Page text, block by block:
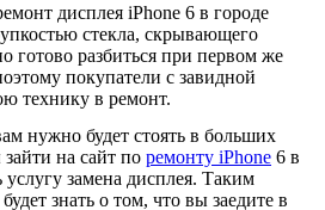
ПО
КНИГ
дисплея iPhone 6 в городе
стекла, скрывающего
готово разбиться при первом же
покупатели с завидной
технику в ремонт.
нужно будет стоять в больших
на сайт по ремонту iPhone 6 в
замена дисплея. Таким
знать о том, что вы заедите в